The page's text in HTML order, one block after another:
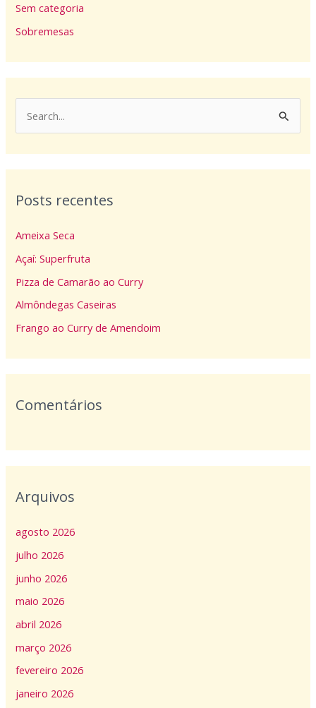
Sem categoria
Sobremesas
u
s
a
r
p
o
Posts recentes
Ameixa Seca
Açaí: Superfruta
Pizza de Camarão ao Curry
Almôndegas Caseiras
Frango ao Curry de Amendoim
Comentários
Arquivos
agosto 2026
julho 2026
junho 2026
maio 2026
abril 2026
março 2026
fevereiro 2026
janeiro 2026